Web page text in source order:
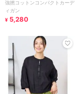
強撚コットンコンパクトカーデ
ィガン
¥ 5,280